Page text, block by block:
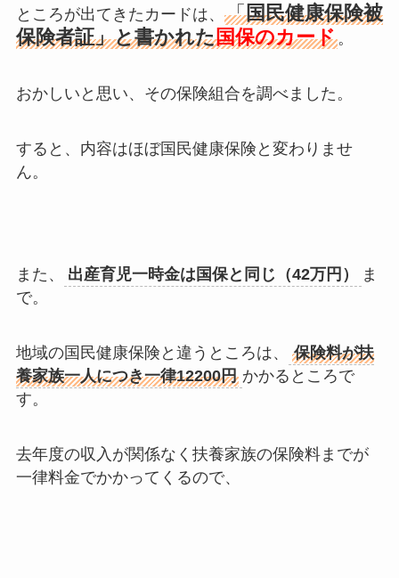
ところが出てきたカードは、 「国民健康保険被
保険者証」と書かれた国保のカード。
おかしいと思い、その保険組合を調べました。
すると、内容はほぼ国民健康保険と変わりませ
ん。
また、 出産育児一時金は国保と同じ（42万円）
ま
で。
地域の国民健康保険と違うところは、
保険料が扶
養家族一人につき一律12200円 かかるところで
す。
去年度の収入が関係なく扶養家族の保険料までが
一律料金でかかってくるので、